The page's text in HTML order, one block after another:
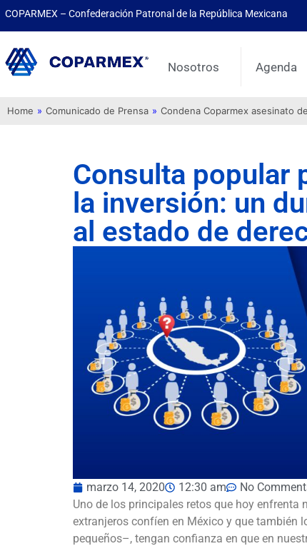
COPARMEX – Confederación Patronal de la República Mexicana
Nosotros Agenda
Home » Comunicado de Prensa » Condena Coparmex asesinato
Consulta popular
la inversión: un
al estado de
marzo 14, 2020 12:30 am
No
Uno de los principales retos que hoy enfrenta
extranjeros confíen en México y que también
pequeños–, tengan confianza en que en